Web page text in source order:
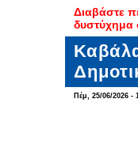
Διαβάστε
δυστύχημα
Πέμ, 25/06/2026 -